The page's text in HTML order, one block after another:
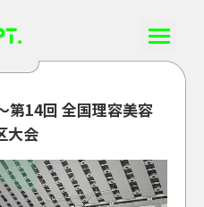
第14回 全国理容美容
大会